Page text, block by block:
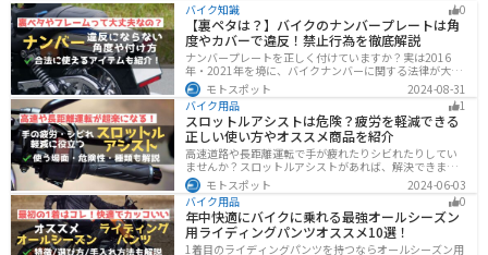
バイク知識 0
【裏ペタは？】バイクのナンバープレートは角
度やカバーで違反！禁止行為を徹底解説
ナンバープレートを正しく付けていますか？実は2016
年・2021年を境に、バイクナンバーに関する法律が大き
く変わっています！角度やカバー、ステーなど昔は大丈
夫でも今は違法になるケースが発生します。正しく理解
して、今一度見直してみましょう。合法で使えるアイテ
ムも紹介します。
モトスポット
2024-08-31
バイク用品
1
スロットルアシストは危険？疲労を軽減できる
正しい使い方やオススメ商品を紹介
高速道路や長距離運転で手が疲れたりシビれたりしてい
ませんか？スロットルアシストがあれば、解決できま
す。この記事ではスロットルアシストを安全に使う場
面、危険性、種類、オススメの商品について解説しま
す。長距離運転をもっと楽にしたいと思っている人は参
考にしてください。
モトスポット
2024-06-03
バイク用品
0
年中快適にバイクに乗れる最強オールシーズン
用ライディングパンツオススメ10選！
1着目のライディングパンツを持つならオールシーズン用